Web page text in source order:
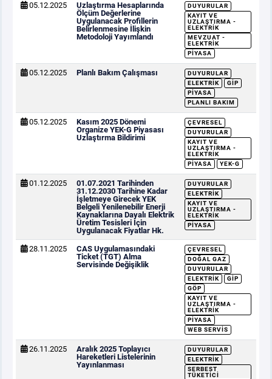
05.12.2025
Uzlaştırma Hesaplarında
Ölçüm Değerlerine
Uygulanacak Profillerin
Belirlenmesine İlişkin
Metodoloji Yayımlandı
DUYURULAR
KAYIT VE
UZLAŞTIRMA -
ELEKTRIK
MEVZUAT -
ELEKTRIK
PIYASA
05.12.2025 Planlı Bakım Çalışması
DUYURULAR
ELEKTRIK
GİP
PIYASA
PLANLI BAKIM
05.12.2025
Kasım 2025 Dönemi
Organize YEK-G Piyasası
Uzlaştırma Bildirimi
ÇEVRESEL
DUYURULAR
KAYIT VE
UZLAŞTIRMA -
ELEKTRIK
PIYASA
YEK-G
01.12.2025
01.07.2021 Tarihinden
31.12.2030 Tarihine Kadar
İşletmeye Girecek YEK
Belgeli Yenilenebilir Enerji
Kaynaklarına Dayalı Elektrik
Üretim Tesisleri İçin
Uygulanacak Fiyatlar Hk.
DUYURULAR
ELEKTRIK
KAYIT VE
UZLAŞTIRMA -
ELEKTRIK
PIYASA
28.11.2025
CAS Uygulamasındaki
Ticket (TGT) Alma
Servisinde Değişiklik
ÇEVRESEL
DOĞAL GAZ
DUYURULAR
ELEKTRIK
GİP
GÖP
KAYIT VE
UZLAŞTIRMA -
ELEKTRIK
PIYASA
WEB SERVIS
26.11.2025
Aralık 2025 Toplayıcı
Hareketleri Listelerinin
Yayınlanması
DUYURULAR
ELEKTRIK
SERBEST
TÜKETICI